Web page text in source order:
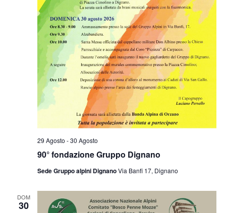
90° fondazione Gruppo Dignano
29 Agosto -30 Agosto
Sede Gruppo alpini DignanoVia Banfi 17, Dignano
DOM
30